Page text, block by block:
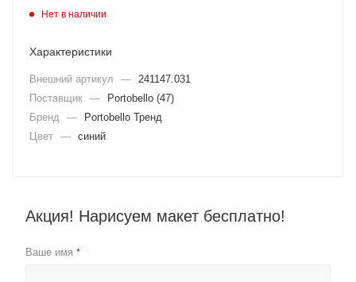
Нет в наличии
Характеристики
Внешний артикул —
241147.031
Поставщик —
Portobello (47)
Бренд
—
Portobello Тренд
Цвет — синий
Акция! Нарисуем макет бесплатно!
Ваше имя *